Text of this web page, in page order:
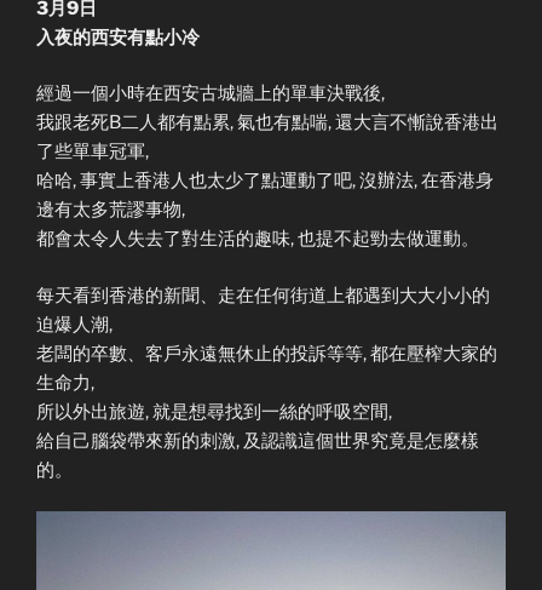
3月9日
入夜的西安有點小冷
經過一個小時在西安古城牆上的單車決戰後,
我跟老死B二人都有點累, 氣也有點喘, 還大言不慚說香港出
了些單車冠軍,
哈哈, 事實上香港人也太少了點運動了吧, 沒辦法, 在香港身
邊有太多荒謬事物,
都會太令人失去了對生活的趣味, 也提不起勁去做運動。
每天看到香港的新聞、走在任何街道上都遇到大大小小的
迫爆人潮,
老闆的卒數、客戶永遠無休止的投訴等等, 都在壓榨大家的
生命力,
所以外出旅遊, 就是想尋找到一絲的呼吸空間,
給自己腦袋帶來新的刺激, 及認識這個世界究竟是怎麼樣
的。